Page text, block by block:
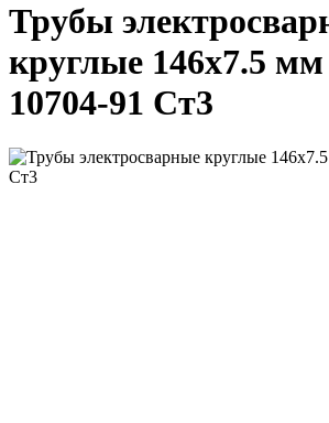
Трубы
круглые 146x7.5
10704-91 Ст3